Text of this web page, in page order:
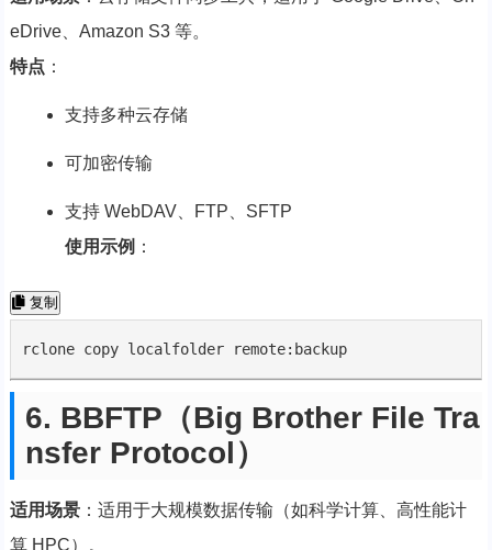
eDrive、Amazon S3 等。
特点 ：
支持多种云存储
可加密传输
支持 WebDAV、FTP、SFTP
使用示例 ：
复制
rclone copy localfolder remote:backup
6. BBFTP（Big Brother File Tra
nsfer Protocol）
适用场景：适用于大规模数据传输（如科学计算、高性能计
算 HPC）。